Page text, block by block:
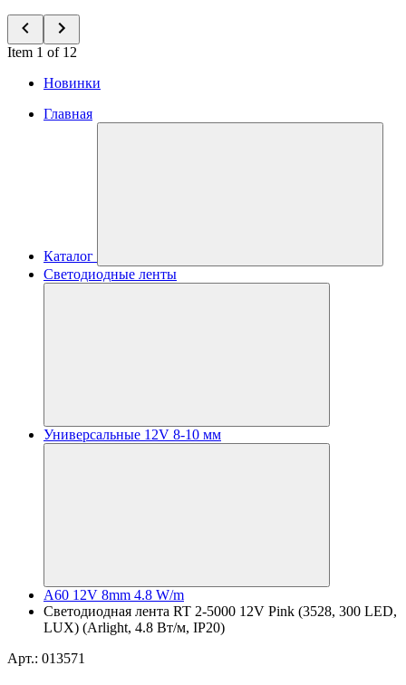
Item 1 of 12
Новинки
Главная
Каталог
Светодиодные ленты
Универсальные 12V 8-10 мм
A60 12V 8mm 4.8 W/m
Светодиодная лента RT 2-5000 12V Pink (3528, 300 LED,
LUX) (Arlight, 4.8 Вт/м, IP20)
Арт.: 013571